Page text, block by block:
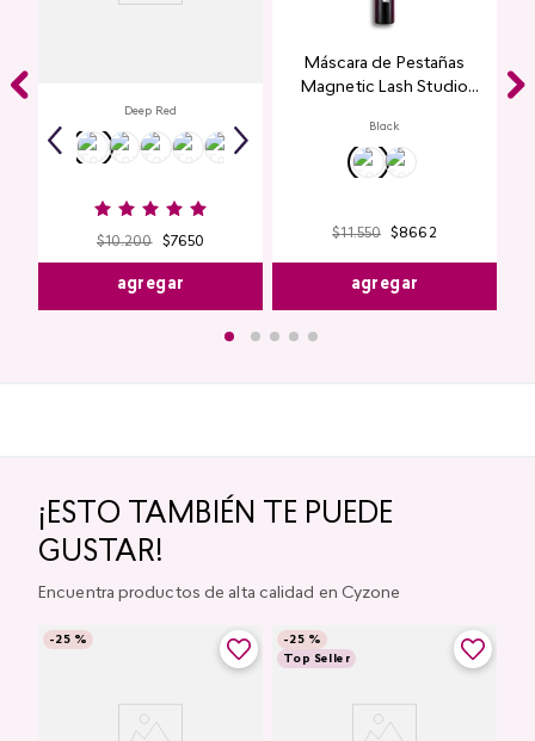
Deep Red
$10.200 $7650
agregar
Máscara de Pestañas
Magnetic Lash Studio
Black
$11.550 $8662
agregar
¡ESTO TAMBIÉN TE PUEDE
GUSTAR!
Encuentra productos de alta calidad en Cyzone
-25 % -25 %
Top Seller